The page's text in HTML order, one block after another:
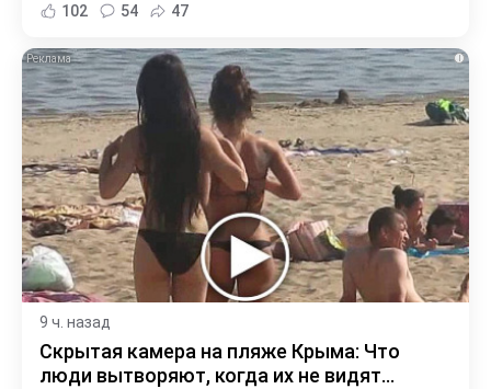
102 54 47
i
9 ч. назад
Скрытая камера на пляже Крыма: Что
люди вытворяют, когда их не видят...